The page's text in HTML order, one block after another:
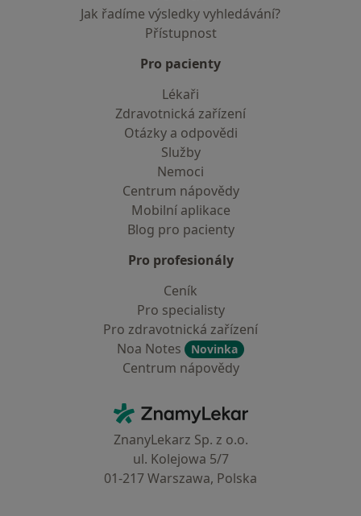
Jak řadíme výsledky vyhledávání?
Přístupnost
Pro pacienty
Lékaři
Zdravotnická zařízení
Otázky a odpovědi
Služby
Nemoci
Centrum nápovědy
Mobilní aplikace
Blog pro pacienty
Pro profesionály
Ceník
Pro specialisty
Pro zdravotnická zařízení
Noa Notes
Novinka
Centrum nápovědy
ZnamyLekar - Hlavní stránka
ZnanyLekarz Sp. z o.o.
ul. Kolejowa 5/7
01-217 Warszawa, Polska